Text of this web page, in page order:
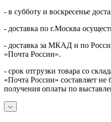
- в субботу и воскресенье
- доставка по г.Москва
- доставка за МКАД и по
«Почта России».
- срок отгрузки товара со
«Почта России» составляет не
получения оплаты по